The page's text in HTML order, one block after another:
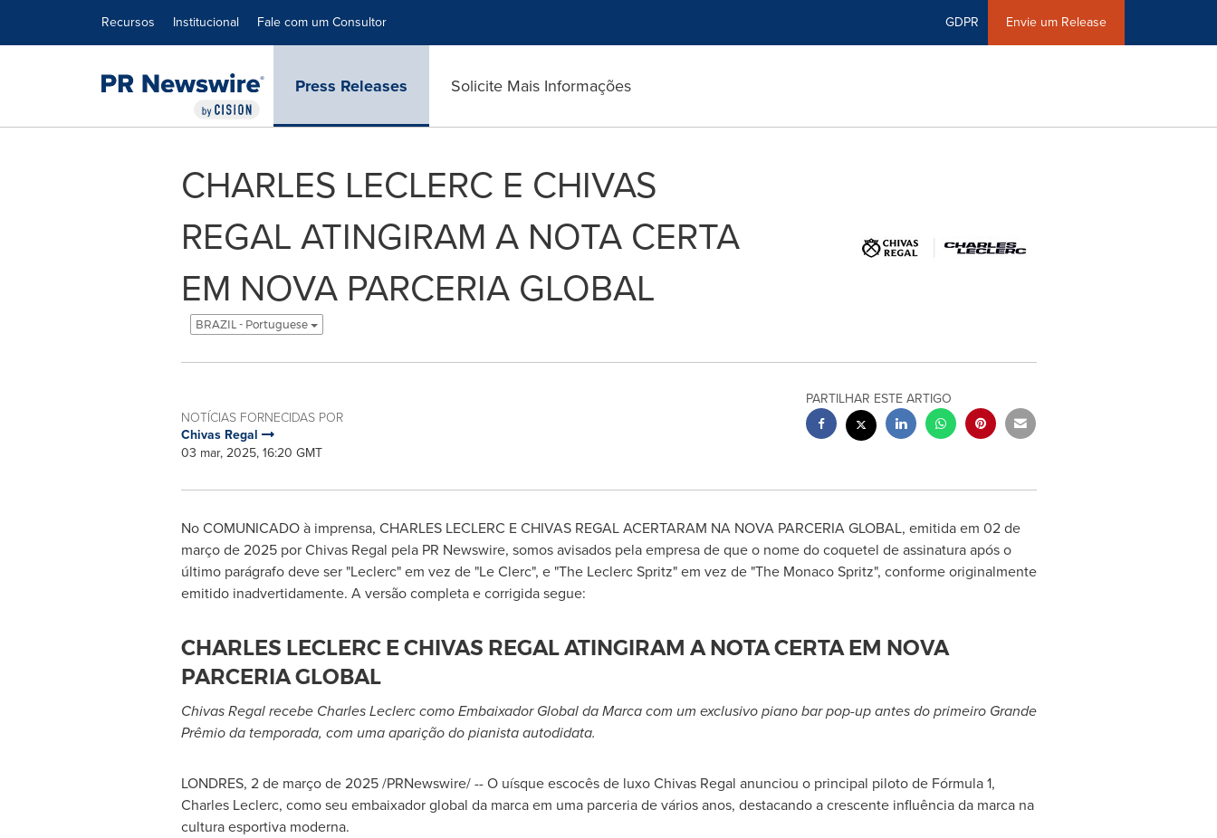
Recursos Institucional Fale com um Consultor GDPR Envie um Release
Press Releases Solicite Mais Informações
CHARLES LECLERC E CHIVAS
REGAL ATINGIRAM A NOTA CERTA
EM NOVA PARCERIA GLOBAL
BRAZIL - Portuguese
NOTÍCIAS FORNECIDAS POR
Chivas Regal
03 mar, 2025, 16:20 GMT
PARTILHAR ESTE ARTIGO
No COMUNICADO à imprensa, CHARLES LECLERC E CHIVAS REGAL ACERTARAM NA NOVA PARCERIA GLOBAL, emitida em 02 de
março de 2025 porChivas Regal pela PR Newswire, somos avisados pela empresa de que o nome do coquetel de assinatura após o
último parágrafo deve ser "Leclerc" em vez de "Le Clerc", e "The Leclerc Spritz" em vez de "The Monaco Spritz", conforme originalmente
emitido inadvertidamente. A versão completa e corrigida segue:
CHARLES LECLERC E CHIVAS REGAL ATINGIRAM A NOTA CERTA EM NOVA
PARCERIA GLOBAL
Chivas Regalrecebe Charles Leclerccomo Embaixador Global da Marca com um exclusivo piano bar pop-up antes do primeiro Grande
Prêmio da temporada, com uma aparição do pianista autodidata.
LONDRES, 2 de março de 2025/PRNewswire/ -- O uísque escocês de luxo Chivas Regal anunciou o principal piloto de Fórmula 1,
Charles Leclerc, como seu embaixador global da marca em uma parceria de vários anos, destacando a crescente influência da marca na
cultura esportiva moderna.